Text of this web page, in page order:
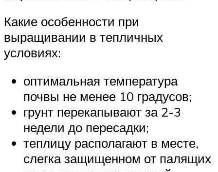
Какие особенности при
выращивании в тепличных
условиях:
оптимальная температура
почвы не менее 10 градусов;
грунт перекапывают за 2-3
недели до пересадки;
теплицу располагают в месте,
слегка защищенном от палящих